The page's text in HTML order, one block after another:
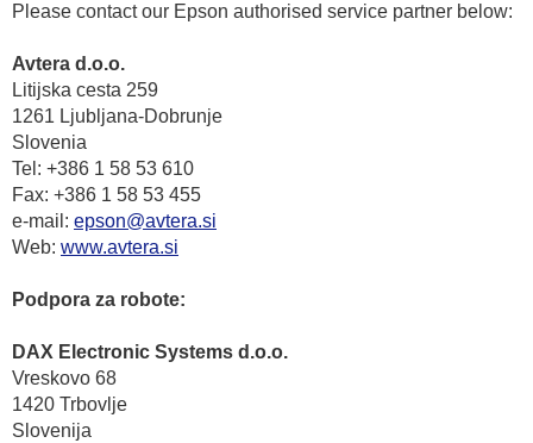
Please contact our Epson authorised service partner below:
Avtera d.o.o.
Litijska cesta 259
1261 Ljubljana-Dobrunje
Slovenia
Tel: +386 1 58 53 610
Fax: +386 1 58 53 455
e-mail: epson@avtera.si
Web: www.avtera.si
Podpora za robote:
DAX Electronic Systems d.o.o.
Vreskovo 68
1420 Trbovlje
Slovenija